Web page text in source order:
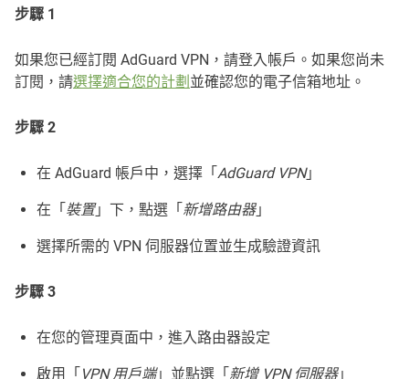
步驟 1
如果您已經訂閱 AdGuard VPN，請登入帳戶。如果您尚未
訂閱，請選擇適合您的計劃 並確認您的電子信箱地址。
步驟 2
在 AdGuard 帳戶中，選擇「 AdGuard VPN」
在「 裝置」下，點選「 新增路由器」
選擇所需的 VPN 伺服器位置並生成驗證資訊
步驟 3
在您的管理頁面中，進入路由器設定
啟用「 VPN 用戶端」並點選「 新增 VPN 伺服器」